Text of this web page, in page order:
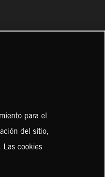
para el
del sitio,
Las cookies